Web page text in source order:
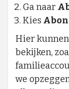
Ga naar
Kies
Hier
bekijken,
we